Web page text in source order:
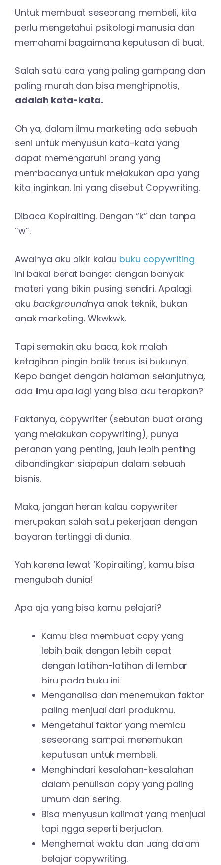
Untuk membuat seseorang membeli, kita
perlu mengetahui psikologi manusia dan
memahami bagaimana keputusan di buat.
Salah satu cara yang paling gampang dan
paling murah dan bisa menghipnotis,
adalah kata-kata.
Oh ya, dalam ilmu marketing ada sebuah
seni untuk menyusun kata-kata yang
dapat memengaruhi orang yang
membacanya untuk melakukan apa yang
kita inginkan. Ini yang disebut Copywriting.
Dibaca Kopiraiting. Dengan “k” dan tanpa
“w”.
Awalnya aku pikir kalau buku copywriting
ini bakal berat banget dengan banyak
materi yang bikin pusing sendiri. Apalagi
aku backgroundnya anak teknik, bukan
anak marketing. Wkwkwk.
Tapi semakin aku baca, kok malah
ketagihan pingin balik terus isi bukunya.
Kepo banget dengan halaman selanjutnya,
ada ilmu apa lagi yang bisa aku terapkan?
Faktanya, copywriter (sebutan buat orang
yang melakukan copywriting), punya
peranan yang penting, jauh lebih penting
dibandingkan siapapun dalam sebuah
bisnis.
Maka, jangan heran kalau copywriter
merupakan salah satu pekerjaan dengan
bayaran tertinggi di dunia.
Yah karena lewat ‘Kopiraiting’, kamu bisa
mengubah dunia!
Apa aja yang bisa kamu pelajari?
Kamu bisa membuat copy yang
lebih baik dengan lebih cepat
dengan latihan-latihan di lembar
biru pada buku ini.
Menganalisa dan menemukan faktor
paling menjual dari produkmu.
Mengetahui faktor yang memicu
seseorang sampai menemukan
keputusan untuk membeli.
Menghindari kesalahan-kesalahan
dalam penulisan copy yang paling
umum dan sering.
Bisa menyusun kalimat yang menjual
tapi ngga seperti berjualan.
Menghemat waktu dan uang dalam
belajar copywriting.